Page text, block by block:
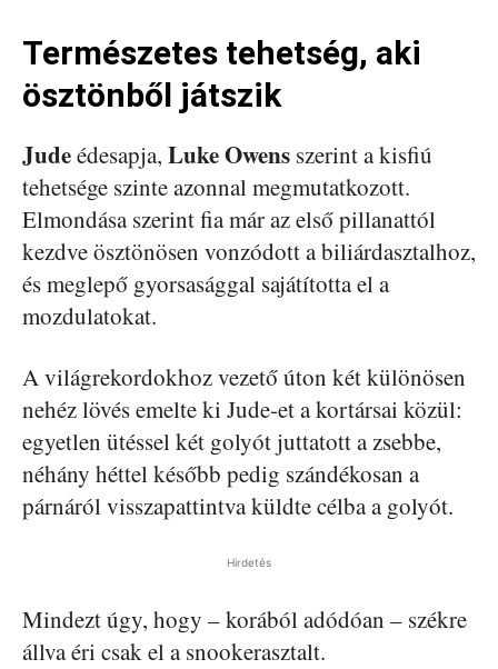
Természetes tehetség, aki
ösztönből játszik
Judeédesapja, Luke Owens szerint a kisfiú
tehetsége szinte azonnal megmutatkozott.
Elmondása szerint fia már az első pillanattól
kezdve ösztönösen vonzódott a biliárdasztalhoz,
és meglepő gyorsasággal sajátította el a
mozdulatokat.
A világrekordokhoz vezető úton két különösen
nehéz lövés emelte ki Jude-et a kortársai közül:
egyetlen ütéssel két golyót juttatott a zsebbe,
néhány héttel később pedig szándékosan a
párnáról visszapattintva küldte célba a golyót.
Hirdetés
Mindezt úgy, hogy – korából adódóan – székre
állva éri csak el a snookerasztalt.